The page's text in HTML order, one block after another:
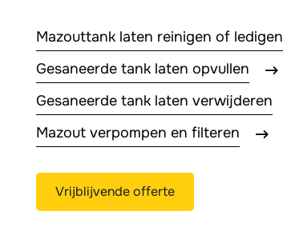
Mazouttank laten reinigen of ledigen
Gesaneerde tank laten opvullen
Gesaneerde tank laten verwijderen
Mazout verpompen en filteren
Vrijblijvende offerte